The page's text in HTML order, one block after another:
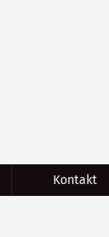
Kontakt